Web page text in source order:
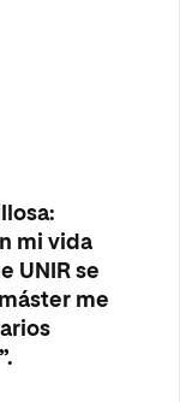
mi vida
UNIR se
me